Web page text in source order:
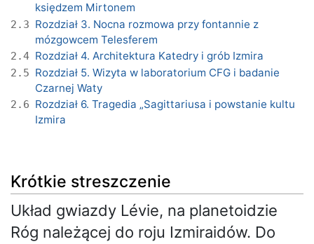
księdzem Mirtonem
2.3 Rozdział 3. Nocna rozmowa przy fontannie z
mózgowcem Telesferem
2.4 Rozdział 4. Architektura Katedry i grób Izmira
2.5 Rozdział 5. Wizyta w laboratorium CFG i badanie
Czarnej Waty
2.6 Rozdział 6. Tragedia „Sagittariusa i powstanie kultu
Izmira
Krótkie streszczenie
Układ gwiazdy Lévie, na planetoidzie
Róg należącej do roju Izmiraidów. Do